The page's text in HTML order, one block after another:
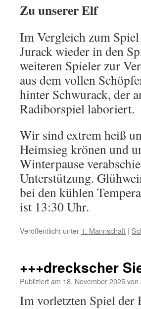
Zu unserer Elf
Im Vergleich zum
Jurack wieder in den
weiteren Spieler zur
aus dem vollen
hinter Schwurack, der
Radiborspiel laboriert.
Wir sind extrem heiß
Heimsieg krönen und
Winterpause
Unterstützung.
bei den kühlen
ist 13:30 Uhr.
Veröffentlicht unter 1. Mannschaft |
+++dreckscher
Publiziert am 18. November 2025von
Im vorletzten Spiel der